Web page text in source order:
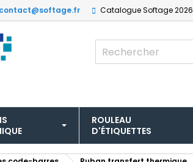
contact@softage.fr CatalogueSoftage 2026
ROULEAU
D'ÉTIQUETTES